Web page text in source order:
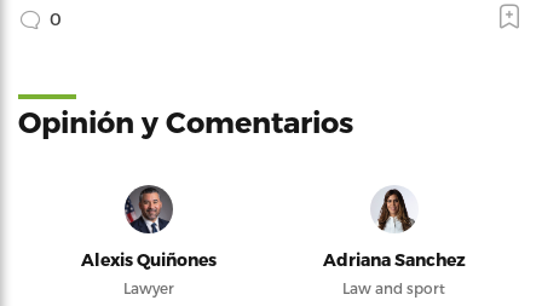
0
Opinión y Comentarios
Alexis Quiñones
Lawyer
Adriana Sanchez
Law and sport